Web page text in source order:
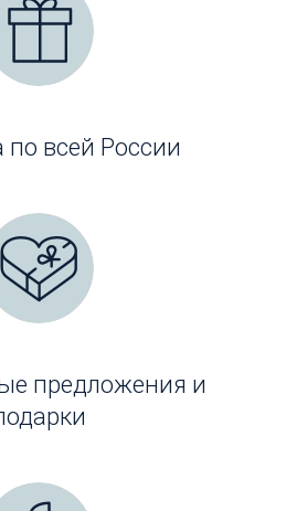
по всей России
предложения и